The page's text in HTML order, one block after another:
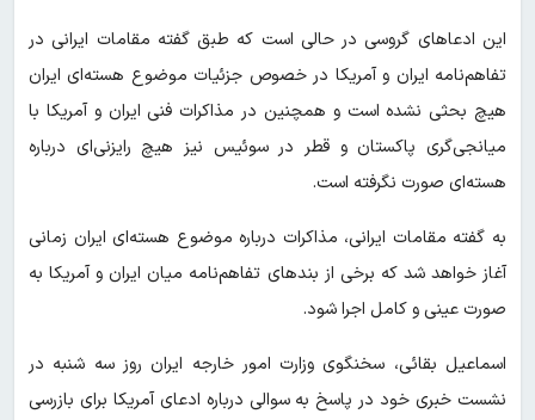
این ادعاهای گروسی در حالی است که طبق گفته مقامات ایرانی در
تفاهم‌نامه ایران و آمریکا در خصوص جزئیات موضوع هسته‌ای ایران
هیچ بحثی نشده است و همچنین در مذاکرات فنی ایران و آمریکا با
میانجی‌گری پاکستان و قطر در سوئیس نیز هیچ رایزنی‌ای درباره
هسته‌ای صورت نگرفته است.
به گفته مقامات ایرانی، مذاکرات درباره موضوع هسته‌ای ایران زمانی
آغاز خواهد شد که برخی از بندهای تفاهم‌نامه میان ایران و آمریکا به
صورت عینی و کامل اجرا شود.
اسماعیل بقائی، سخنگوی وزارت امور خارجه ایران روز سه شنبه در
نشست خبری خود در پاسخ به سوالی درباره ادعای آمریکا برای بازرسی